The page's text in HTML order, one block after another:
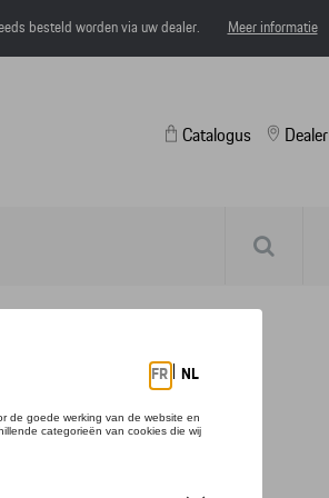
besteld worden via uw dealer. Meer informatie
Catalogus Dealer